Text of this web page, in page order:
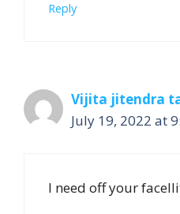
Reply
Vijita jitendra
July 19, 2022 at
I need off your